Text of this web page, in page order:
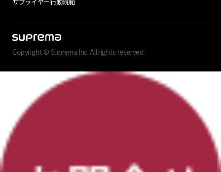
Copyright © Suprema Inc. All rights reserved.